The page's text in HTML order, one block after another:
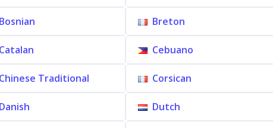
Bosnian Breton
Catalan Cebuano
Chinese Traditional Corsican
Danish Dutch